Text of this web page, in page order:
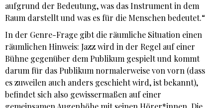
aufgrund der Bedeutung, was das Instrument in dem
Raum darstellt und was es für die Menschen bedeutet.“
In der Genre-Frage gibt die räumliche Situation einen
räumlichen Hinweis: Jazz wird in der Regel auf einer
Bühne gegenüber dem Publikum gespielt und kommt
darum für das Publikum normalerweise von vorn (dass
es zuweilen auch anders geschieht wird, ist bekannt),
befindet sich also gewissermaßen auf einer